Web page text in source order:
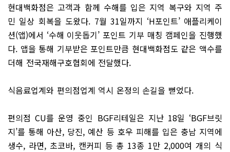
현대백화점은 고객과 함께 수해를 입은 지역 복구와 지역 주
민 일상 회복을 도왔다. 7월 31일까지 ‘H포인트’ 애플리케이
션(앱)에서 ‘수해 이웃돕기’ 포인트 기부 매칭 캠페인을 진행했
다. 앱을 통해 기부받은 포인트만큼 현대백화점도 같은 액수를
더해 전국재해구호협회에 전달했다.
식음료업계와 편의점업계 역시 온정의 손길을 뻗었다.
편의점 CU를 운영 중인 BGF리테일은 지난 18일 ‘BGF브릿
지’를 통해 아산, 당진, 예산 등 호우 피해를 입은 충남 지역에
생수, 라면, 초코바, 캔커피 등 총 13종 1만 2,000여 개의 식